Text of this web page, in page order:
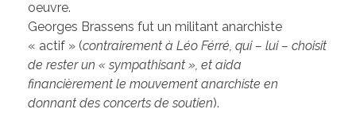
oeuvre.
Georges Brassens fut un militant anarchiste
« actif » (contrairement à Léo Férré, qui – lui – choisit
de rester un « sympathisant », et aida
financièrement le mouvement anarchiste en
donnant des concerts de soutien).